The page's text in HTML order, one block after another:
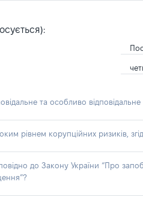
та особливо
рівнем корупційних ризиків,
до Закону України “Про